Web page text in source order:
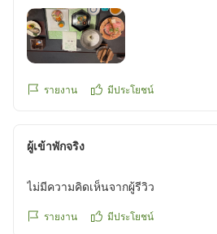
かったです。
夕食と朝食バイキングでも出てます
ださい。
谷川岳の登山の帰りに宿泊しました。
り更に部屋はキレイで安心しました。
スタッフも丁寧に対応をしてくれて
きました。
รายงาน มีประโยชน์
ผู้เข้าพักจริง
ไม่มีความคิดเห็นจากผู้รีวิว
รายงาน มีประโยชน์